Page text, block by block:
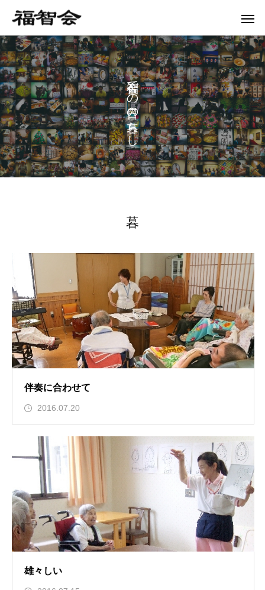
で
の
の
ら
し
暮
伴奏に合わせて
2016.07.20
雄々しい